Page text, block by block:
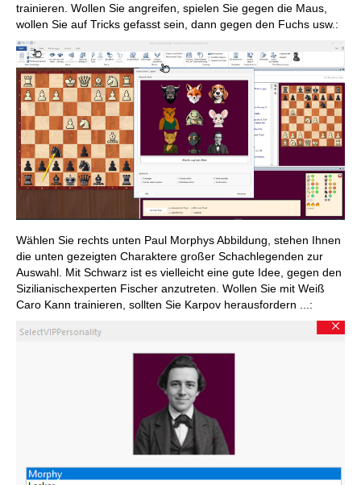
trainieren. Wollen Sie angreifen, spielen Sie gegen die Maus,
wollen Sie auf Tricks gefasst sein, dann gegen den Fuchs usw.:
Wählen Sie rechts unten Paul Morphys Abbildung, stehen Ihnen
die unten gezeigten Charaktere großer Schachlegenden zur
Auswahl. Mit Schwarz ist es vielleicht eine gute Idee, gegen den
Sizilianischexperten Fischer anzutreten. Wollen Sie mit Weiß
Caro Kann trainieren, sollten Sie Karpov herausfordern ...: